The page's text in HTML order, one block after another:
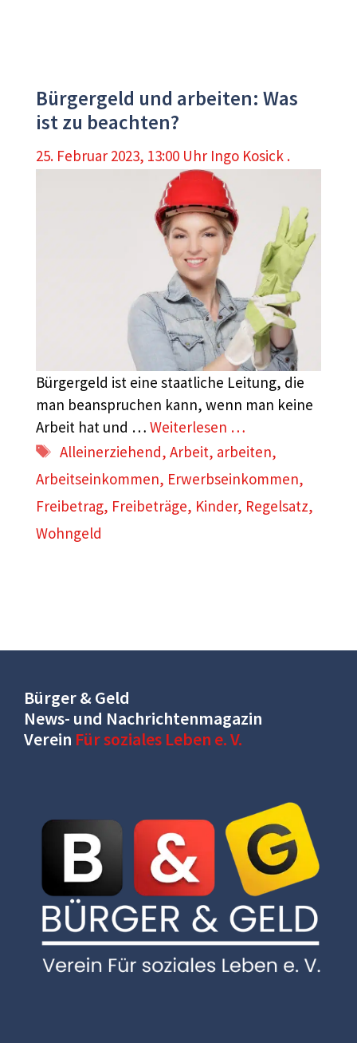
Bürgergeld und arbeiten: Was
ist zu beachten?
25. Februar 2023, 13:00 Uhr Ingo Kosick .
Bürgergeld ist eine staatliche Leitung, die
man beanspruchen kann, wenn man keine
Arbeit hat und … Weiterlesen …
Schlagwörter
Alleinerziehend,Arbeit, arbeiten,
Arbeitseinkommen, Erwerbseinkommen,
Freibetrag, Freibeträge, Kinder, Regelsatz,
Wohngeld
Bürger & Geld
News- und Nachrichtenmagazin
Verein Für soziales Leben e. V.